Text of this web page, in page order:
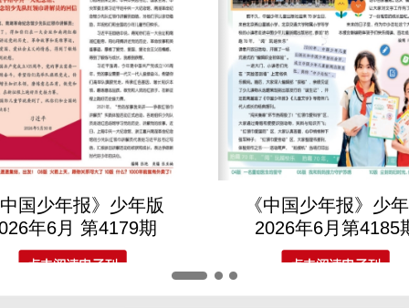
国少年报》少年版
年6月 第4179期
《中国少年报》少
2026年6月第4185